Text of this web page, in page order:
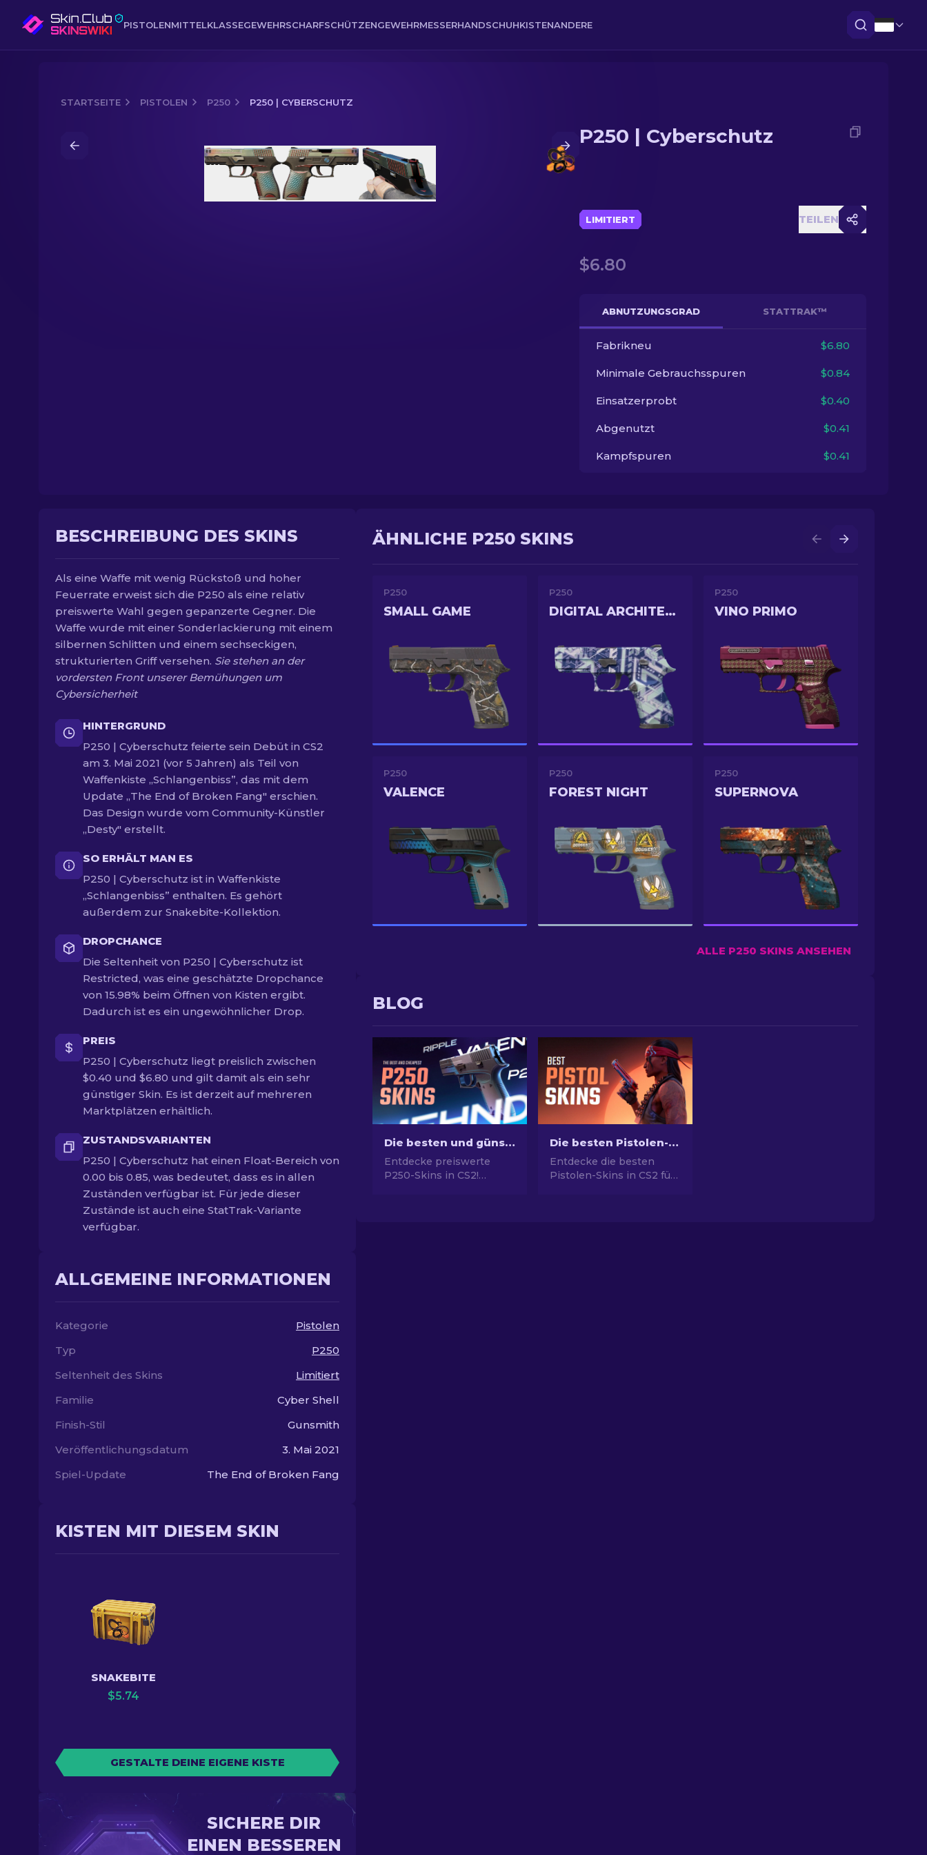
PISTOLENMITTELKLASSEGEWEHRSCHARFSCHÜTZENGEWEHRMESSERHANDSCHUHKISTENANDERE
STARTSEITE PISTOLEN P250 P250 | CYBERSCHUTZ
P250 | Cyberschutz
P250 | Cyberschutz
LIMITIERT TEILEN
$6.80
ABNUTZUNGSGRAD STATTRAK™
Fabrikneu $6.80
Minimale Gebrauchsspuren $0.84
Einsatzerprobt $0.40
Abgenutzt $0.41
Kampfspuren $0.41
BESCHREIBUNG DES SKINS
Als eine Waffe mit wenig Rückstoß und hoher
Feuerrate erweist sich die P250 als eine relativ
preiswerte Wahl gegen gepanzerte Gegner. Die
Waffe wurde mit einer Sonderlackierung mit einem
silbernen Schlitten und einem sechseckigen,
strukturierten Griff versehen. Sie stehen an der
vordersten Front unserer Bemühungen um
Cybersicherheit
HINTERGRUND
P250 | Cyberschutz feierte sein Debüt in CS2
am 3. Mai 2021 (vor 5 Jahren) als Teil von
Waffenkiste „Schlangenbiss”, das mit dem
Update „The End of Broken Fang" erschien.
Das Design wurde vom Community-Künstler
„Desty" erstellt.
SO ERHÄLT MAN ES
P250 | Cyberschutz ist in Waffenkiste
„Schlangenbiss” enthalten. Es gehört
außerdem zur Snakebite-Kollektion.
DROPCHANCE
Die Seltenheit von P250 | Cyberschutz ist
Restricted, was eine geschätzte Dropchance
von 15.98% beim Öffnen von Kisten ergibt.
Dadurch ist es ein ungewöhnlicher Drop.
PREIS
P250 | Cyberschutz liegt preislich zwischen
$0.40 und $6.80 und gilt damit als ein sehr
günstiger Skin. Es ist derzeit auf mehreren
Marktplätzen erhältlich.
ZUSTANDSVARIANTEN
P250 | Cyberschutz hat einen Float-Bereich von
0.00 bis 0.85, was bedeutet, dass es in allen
Zuständen verfügbar ist. Für jede dieser
Zustände ist auch eine StatTrak-Variante
verfügbar.
ALLGEMEINE INFORMATIONEN
Kategorie
Pistolen
Typ
P250
Seltenheit des Skins
Limitiert
Familie
Cyber Shell
Finish-Stil
Gunsmith
Veröffentlichungsdatum
3. Mai 2021
Spiel-Update
The End of Broken Fang
KISTEN MIT DIESEM SKIN
SNAKEBITE
$5.74
GESTALTE DEINE EIGENE KISTE
SICHERE DIR
EINEN BESSEREN
ÄHNLICHE P250 SKINS
P250
SMALL GAME
P250
DIGITAL ARCHITECT
P250
VINO PRIMO
P250
VALENCE
P250
FOREST NIGHT
P250
SUPERNOVA
ALLE P250 SKINS ANSEHEN
BLOG
Die besten und günstigsten P250-Skins in CS2 [2026]
Entdecke preiswerte
P250-Skins in CS2!
Die besten Pistolen-Skins in CS2 [2026]
Entdecke die besten
Pistolen-Skins in CS2 für